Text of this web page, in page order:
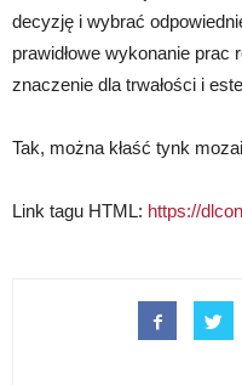
decyzję i wybrać
prawidłowe wykonanie
znaczenie dla trwałości i
Tak, można kłaść tynk
Link tagu HTML: https://